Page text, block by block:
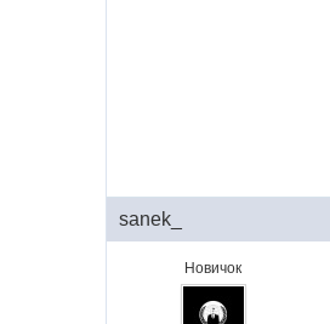
sanek_
Новичок